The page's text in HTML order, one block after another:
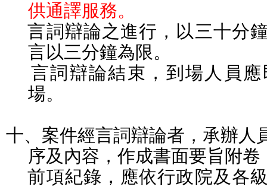
供通譯服務。
言詞辯論之進行，以三十分
言以三分鐘為限。
言詞辯論結束，到場人員
場。
十、案件經言詞辯論者，承辦人
序及內容，作成書面要旨附
前項紀錄，應依行政院及各